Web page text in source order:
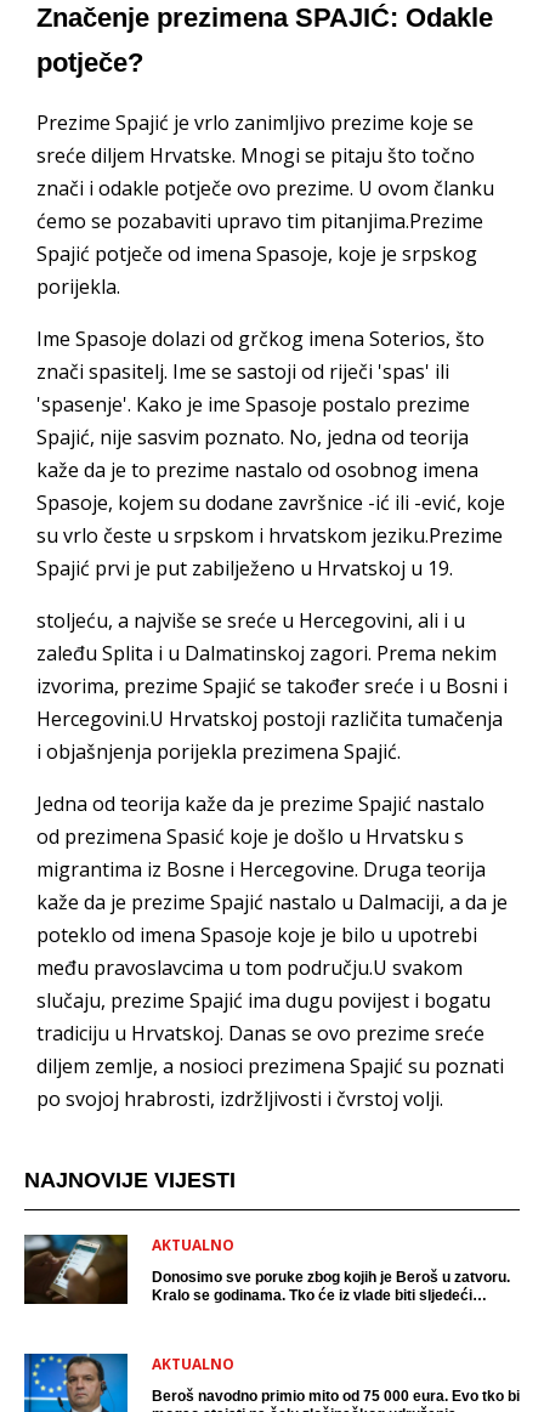
Značenje prezimena SPAJIĆ: Odakle
potječe?
Prezime Spajić je vrlo zanimljivo prezime koje se
sreće diljem Hrvatske. Mnogi se pitaju što točno
znači i odakle potječe ovo prezime. U ovom članku
ćemo se pozabaviti upravo tim pitanjima.Prezime
Spajić potječe od imena Spasoje, koje je srpskog
porijekla.
Ime Spasoje dolazi od grčkog imena Soterios, što
znači spasitelj. Ime se sastoji od riječi 'spas' ili
'spasenje'. Kako je ime Spasoje postalo prezime
Spajić, nije sasvim poznato. No, jedna od teorija
kaže da je to prezime nastalo od osobnog imena
Spasoje, kojem su dodane završnice -ić ili -ević, koje
su vrlo česte u srpskom i hrvatskom jeziku.Prezime
Spajić prvi je put zabilježeno u Hrvatskoj u 19.
stoljeću, a najviše se sreće u Hercegovini, ali i u
zaleđu Splita i u Dalmatinskoj zagori. Prema nekim
izvorima, prezime Spajić se također sreće i u Bosni i
Hercegovini.U Hrvatskoj postoji različita tumačenja
i objašnjenja porijekla prezimena Spajić.
Jedna od teorija kaže da je prezime Spajić nastalo
od prezimena Spasić koje je došlo u Hrvatsku s
migrantima iz Bosne i Hercegovine. Druga teorija
kaže da je prezime Spajić nastalo u Dalmaciji, a da je
poteklo od imena Spasoje koje je bilo u upotrebi
među pravoslavcima u tom području.U svakom
slučaju, prezime Spajić ima dugu povijest i bogatu
tradiciju u Hrvatskoj. Danas se ovo prezime sreće
diljem zemlje, a nosioci prezimena Spajić su poznati
po svojoj hrabrosti, izdržljivosti i čvrstoj volji.
NAJNOVIJE VIJESTI
AKTUALNO
Donosimo sve poruke zbog kojih je Beroš u zatvoru.
Kralo se godinama. Tko će iz vlade biti sljedeći
AKTUALNO
Beroš navodno primio mito od 75 000 eura. Evo tko bi